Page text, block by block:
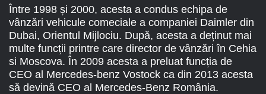
Între 1998 și 2000, acesta a condus echipa de
vânzări vehicule comeciale a companiei Daimler din
Dubai, Orientul Mijlociu. După, acesta a deținut mai
multe funcții printre care director de vânzări în Cehia
si Moscova. În 2009 acesta a preluat funcția de
CEO al Mercedes-benz Vostock ca din 2013 acesta
să devină CEO al Mercedes-Benz România.